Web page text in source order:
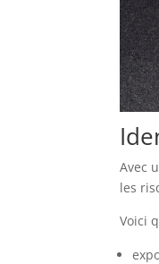
Avec
les
Voici